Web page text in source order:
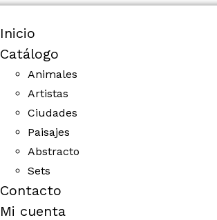
Inicio
Catálogo
Animales
Artistas
Ciudades
Paisajes
Abstracto
Sets
Contacto
Mi cuenta